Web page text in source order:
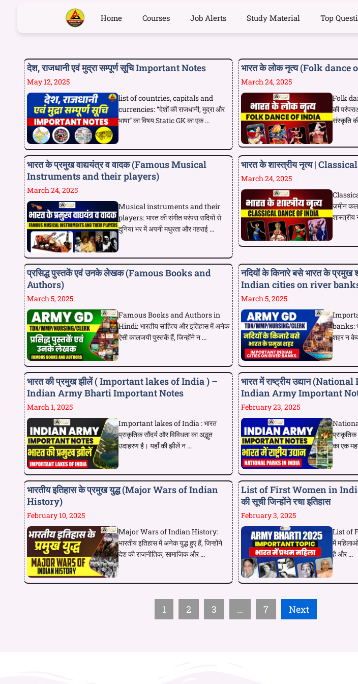
Home Courses Job Alerts Study Material Top
देश, राजधानी एवं मुद्रा सम्पूर्ण सूचि Important Notes
May 12, 2025
list of countries, capitals and
currencies: “देशों की राजधानी, मुद्रा और
भाषा” का विषय Static GK का एक ...
भारत के लोक नृत्य (Folk dance
March 24, 2025
Folk
की
संस्कृति की
भारत के प्रमुख वाद्ययंत्र व वादक (Famous Musical
Instruments and their players)
March 24, 2025
Musical instruments and their
players: भारत की संगीत परंपरा सदियों से
दुनिया भर में अपनी मधुरता और गहराई ...
भारत के शास्त्रीय नृत्य |
March 24, 2025
ज़मीन
शास्त्रीय
प्रसिद्ध पुस्तकें एवं उनके लेखक (Famous Books and
Authors)
March 5, 2025
Famous Books and Authors in
Hindi: भारतीय साहित्य और इतिहास में अनेक
ऐसी कालजयी पुस्तकें हैं, जिन्होंने न ...
नदियों के किनारे बसे भारत के
Indian cities on river
March 5, 2025
banks:
शहर न
भारत की प्रमुख झीलें ( Important lakes of India ) –
Indian Army Bharti Important Notes
March 1, 2025
Important lakes of India : भारत
प्राकृतिक सौंदर्य और विविधता का अद्भुत
उदाहरण है। यहाँ की झीलें न ...
भारत में राष्ट्रीय उद्यान
Indian Army Important
February 23, 2025
प्राकृतिक
का एक
भारतीय इतिहास के प्रमुख युद्ध (Major Wars of Indian
History)
February 10, 2025
Major Wars of Indian History:
भारतीय इतिहास में अनेक युद्ध हुए हैं, जिन्होंने
देश की राजनीतिक, सामाजिक और ...
List of First Women in
की सूची जिन्होंने रचा इतिहास
February 3, 2025
List of
में
है और ...
1 2 3 … 7 Next